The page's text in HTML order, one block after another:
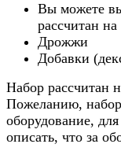
Вы можете
рассчитан
Дрожжи
Добавки
Набор рассчитан
Пожеланию,
оборудование,
описать, что за